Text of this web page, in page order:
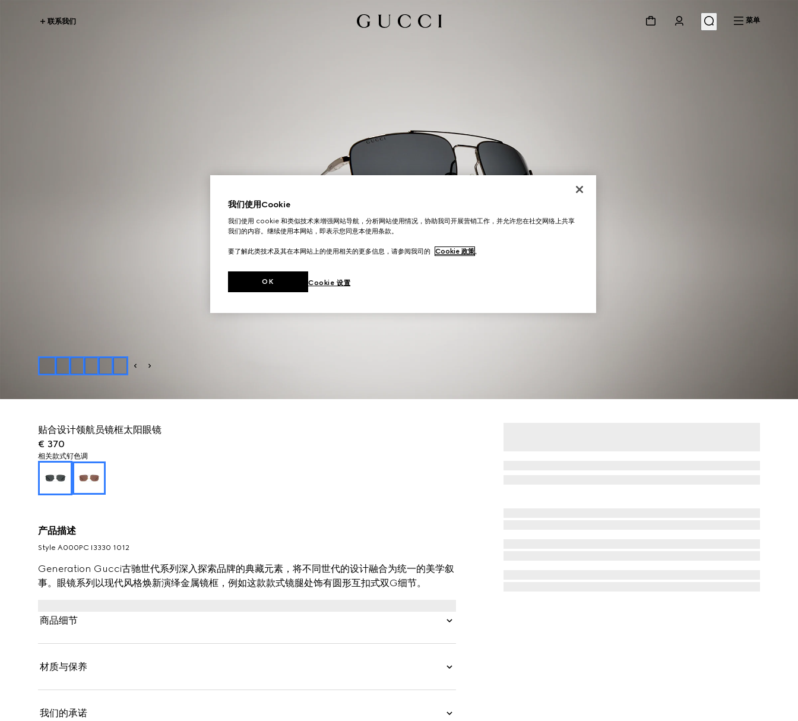
联系我们 菜单
贴合设计领航员镜框太阳眼镜
€ 370
相关款式钌色调
产品描述
Style ‎A000PC I3330 1012
Generation Gucci古驰世代系列深入探索品牌的典藏元素，将不同世代的设计融合为统一的美学叙
事。眼镜系列以现代风格焕新演绎金属镜框，例如这款款式镜腿处饰有圆形互扣式双G细节。
商品细节
材质与保养
我们的承诺
我们使用Cookie
我们使用 cookie 和类似技术来增强网站导航，分析网站使用情况，协助我司开展营销工作，并允许您在社交网络上共享
我们的内容。继续使用本网站，即表示您同意本使用条款。
要了解此类技术及其在本网站上的使用相关的更多信息，请参阅我司的 Cookie 政策。
Cookie 设置
OK